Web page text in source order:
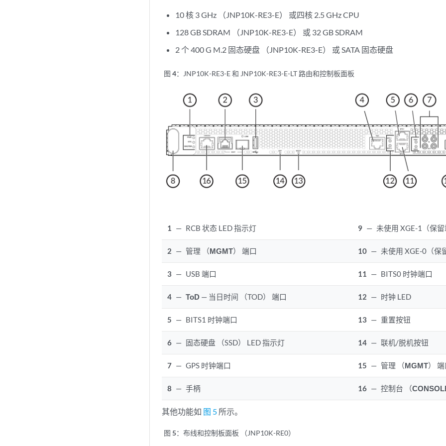
10 核 3 GHz （JNP10K-RE3-E） 或四核 2.5 GHz CPU
128 GB SDRAM （JNP10K-RE3-E） 或 32 GB SDRAM
2 个 400 G M.2 固态硬盘 （JNP10K-RE3-E） 或 SATA 固态硬盘
图 4： JNP10K-RE3-E 和 JNP10K-RE3-E-LT 路由和控制板面板
1 — RCB 状态 LED 指示灯 9 — 未使用 XGE-1（保留
2 — 管理 （MGMT） 端口 10 — 未使用 XGE-0（保
3 — USB 端口 11 — BITS0 时钟端口
4 — ToD — 当日时间 （TOD） 端口 12 — 时钟 LED
5 — BITS1 时钟端口 13 — 重置按钮
6 — 固态硬盘 （SSD） LED 指示灯 14 — 联机/脱机按钮
7 — GPS 时钟端口 15 — 管理 （MGMT） 端
8 — 手柄 16 — 控制台 （
其他功能如 图 5 所示。
图 5： 布线和控制板面板 （JNP10K-RE0）